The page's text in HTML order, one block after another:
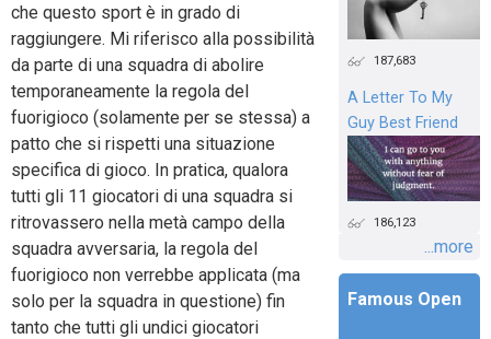
che questo sport è in grado di
raggiungere. Mi riferisco alla possibilità
da parte di una squadra di abolire
temporaneamente la regola del
fuorigioco (solamente per se stessa) a
patto che si rispetti una situazione
specifica di gioco. In pratica, qualora
tutti gli 11 giocatori di una squadra si
ritrovassero nella metà campo della
squadra avversaria, la regola del
fuorigioco non verrebbe applicata (ma
solo per la squadra in questione) fin
tanto che tutti gli undici giocatori
187,683
A Letter To My
Guy Best Friend
186,123
...more
Famous Open